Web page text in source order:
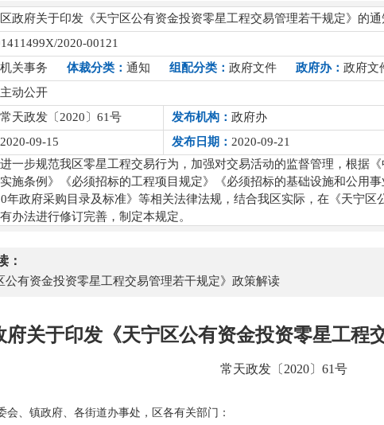
区政府关于印发《天宁区公有资金投资零星工程交易管理若干规定》的通
2020-00121
机关事务 体裁分类： 通知 组配分类： 政府文件 政府办： 政府文
主动公开
常天政发〔2020〕61号 发布机构： 政府办
2020-09-15 发布日期： 2020-09-21
进一步规范我区零星工程交易行为，加强对交易活动的监督管理，根据
施条例》《必须招标的工程项目规定》《必须招标的基础设施和公用
年政府采购目录及标准》等相关法律法规，结合我区实际，在《天宁
办法进行修订完善，制定本规定。
：
公有资金投资零星工程交易管理若干规定》政策解读
府关于印发《天宁区公有资金投资零星工程
常天政发〔2020〕61号
会、镇政府、各街道办事处，区各有关部门：